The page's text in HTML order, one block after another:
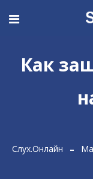
Как
Слух.Онлайн